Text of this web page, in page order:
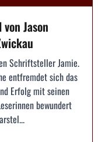
Jason
Schriftsteller Jamie.
entfremdet sich das
Erfolg mit seinen
bewundert